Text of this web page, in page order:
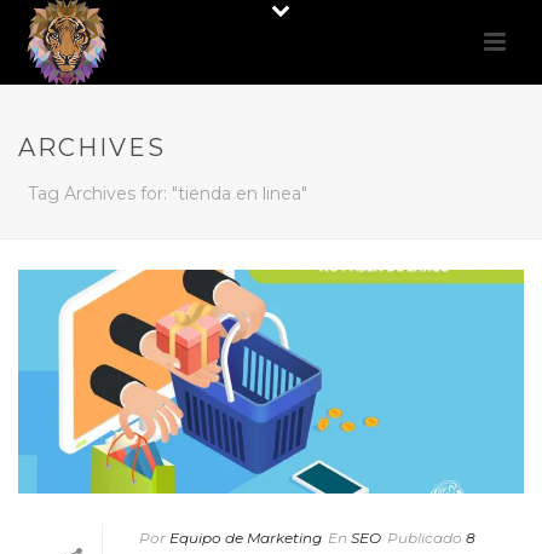
ARCHIVES
Tag Archives for: "tienda en linea"
Por Equipo de Marketing En SEO Publicado 8